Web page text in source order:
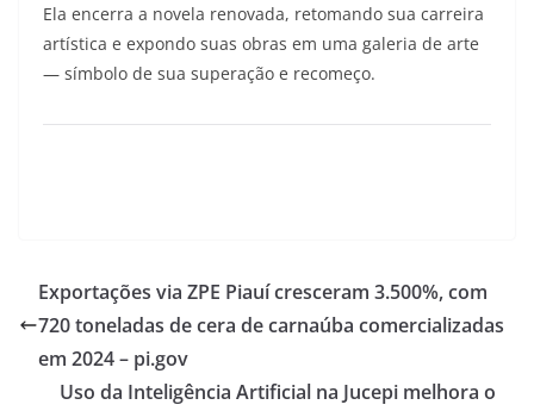
Ela encerra a novela renovada, retomando sua carreira
artística e expondo suas obras em uma galeria de arte
— símbolo de sua superação e recomeço.
Exportações via ZPE Piauí cresceram 3.500%, com
720 toneladas de cera de carnaúba comercializadas
em 2024 – pi.gov
Uso da Inteligência Artificial na Jucepi melhora o